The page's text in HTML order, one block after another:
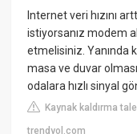
Internet veri hızını
istiyorsanız modem
etmelisiniz. Yanında
masa ve duvar
odalara hızlı sinyal
Kaynak kaldırma
trendyol.com